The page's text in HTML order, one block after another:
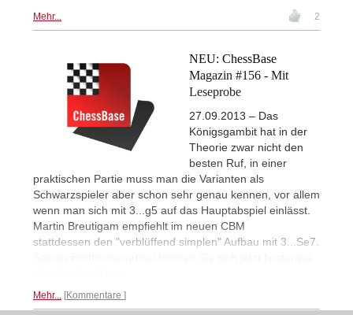
Mehr... 2
NEU: ChessBase
Magazin #156 - Mit
Leseprobe
27.09.2013 – Das
Königsgambit hat in der
Theorie zwar nicht den
besten Ruf, in einer
praktischen Partie muss man die Varianten als
Schwarzspieler aber schon sehr genau kennen, vor allem
wenn man sich mit 3...g5 auf das Hauptabspiel einlässt.
Martin Breutigam empfiehlt im neuen CBM
stattdessen den "verblüffend simplen" Aufbau mit 3...Se7.
Mehr... Kommentare